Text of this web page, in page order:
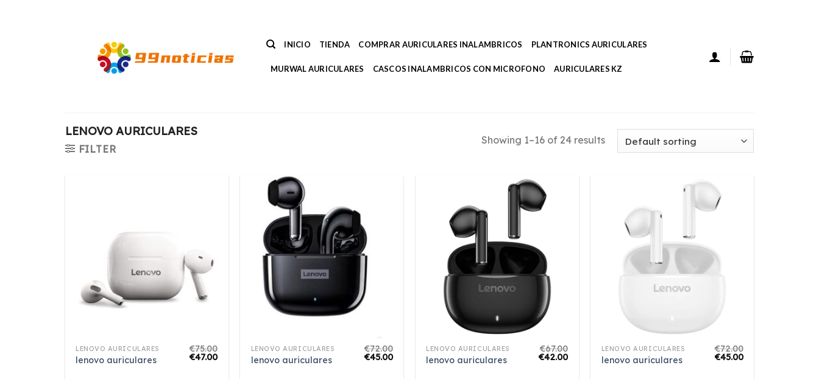
INICIO TIENDA COMPRAR AURICULARES INALAMBRICOS PLANTRONICS AURICULARES
MURWAL AURICULARES CASCOS INALAMBRICOS CON MICROFONO AURICULARES KZ
LENOVO AURICULARES
FILTER
Showing 1–16 of 24 results
LENOVO AURICULARES
lenovo auriculares
€75.00
€47.00
LENOVO AURICULARES
lenovo auriculares
€72.00
€45.00
LENOVO AURICULARES
lenovo auriculares
€67.00
€42.00
LENOVO AURICULARES
lenovo auriculares
€72.00
€45.00